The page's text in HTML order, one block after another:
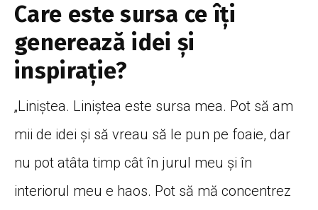
Care este sursa ce îți
generează idei și
inspirație?
„Liniștea. Liniștea este sursa mea. Pot să am
mii de idei și să vreau să le pun pe foaie, dar
nu pot atâta timp cât în jurul meu și în
interiorul meu e haos. Pot să mă concentrez